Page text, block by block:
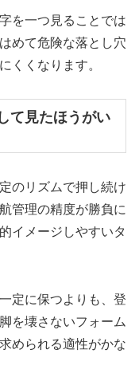
を一つ見ることでは
めて危険な落とし穴
くくなります。
て見たほうがい
のリズムで押し続け
管理の精度が勝負に
イメージしやすいタ
定に保つよりも、登
を壊さないフォーム
められる適性がかな